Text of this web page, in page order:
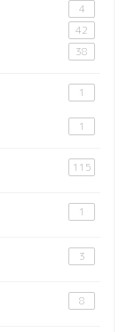
4
42
38
1
1
115
1
3
8